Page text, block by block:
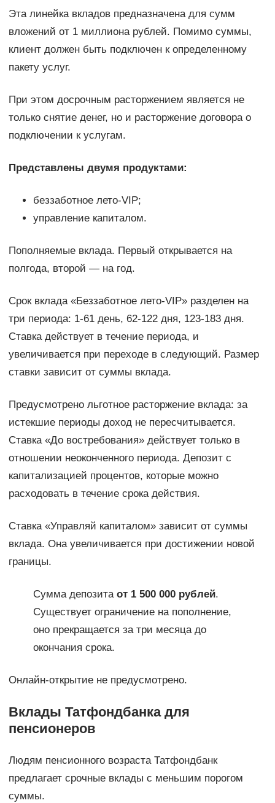
Эта линейка вкладов предназначена для сумм
вложений от 1 миллиона рублей. Помимо суммы,
клиент должен быть подключен к определенному
пакету услуг.
При этом досрочным расторжением является не
только снятие денег, но и расторжение договора о
подключении к услугам.
Представлены двумя продуктами:
беззаботное лето-VIP;
управление капиталом.
Пополняемые вклада. Первый открывается на
полгода, второй — на год.
Срок вклада «Беззаботное лето-VIP» разделен на
три периода: 1-61 день, 62-122 дня, 123-183 дня.
Ставка действует в течение периода, и
увеличивается при переходе в следующий. Размер
ставки зависит от суммы вклада.
Предусмотрено льготное расторжение вклада: за
истекшие периоды доход не пересчитывается.
Ставка «До востребования» действует только в
отношении неоконченного периода. Депозит с
капитализацией процентов, которые можно
расходовать в течение срока действия.
Ставка «Управляй капиталом» зависит от суммы
вклада. Она увеличивается при достижении новой
границы.
Сумма депозита от 1 500 000 рублей.
Существует ограничение на пополнение,
оно прекращается за три месяца до
окончания срока.
Онлайн-открытие не предусмотрено.
Вклады Татфондбанка для
пенсионеров
Людям пенсионного возраста Татфондбанк
предлагает срочные вклады с меньшим порогом
суммы.